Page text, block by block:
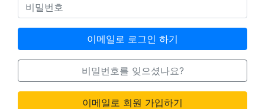
이메일로 로그인 하기
비밀번호를 잊으셨나요?
이메일로 회원 가입하기